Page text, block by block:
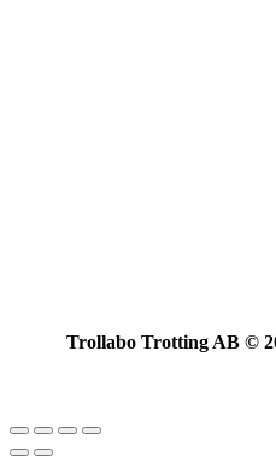
Trollabo Trotting AB ©